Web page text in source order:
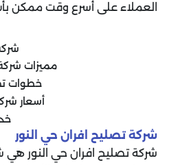
العملاء على أسرع وقت ممكن
مميزات
خطوات
أسعار
شركة تصليح افران حي النور
شركة تصليح افران حي النور